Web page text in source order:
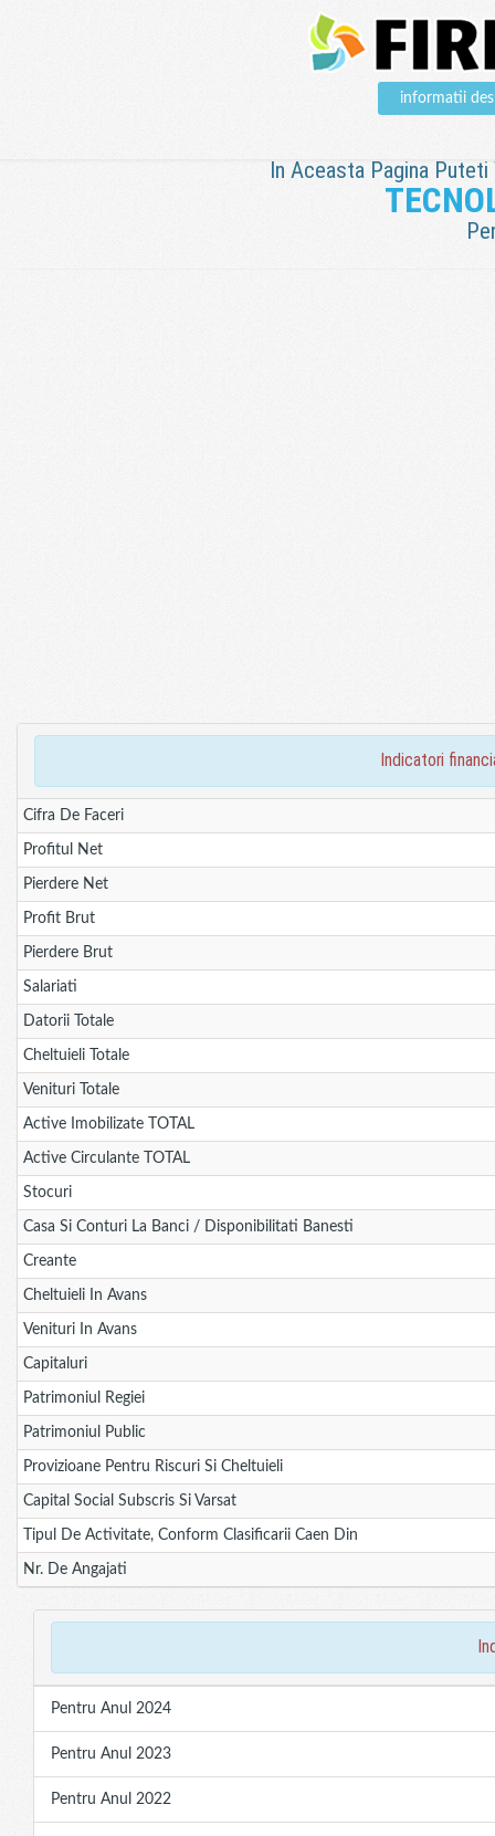
informatii
In Aceasta Pagina
indicatori
Cifra De Faceri
Profitul Net
Pierdere Net
Profit Brut
Pierdere Brut
Salariati
Datorii Totale
Cheltuieli Totale
Venituri Totale
Active Imobilizate TOTAL
Active Circulante TOTAL
Stocuri
Casa Si Conturi La Banci / Disponibilitati Banesti
Creante
Cheltuieli In Avans
Venituri In Avans
Capitaluri
Patrimoniul Regiei
Patrimoniul Public
Provizioane Pentru Riscuri Si Cheltuieli
Capital Social Subscris Si Varsat
Tipul De Activitate, Conform Clasificarii Caen Din
Nr. De Angajati
Pentru Anul 2024
Pentru Anul 2023
Pentru Anul 2022